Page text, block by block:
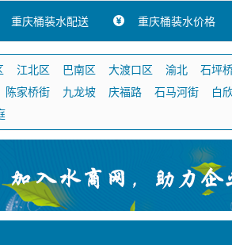
重庆桶装水配送 重庆桶装水价格
江北区 巴南区 大渡口区 渝北 石坪
陈家桥街 九龙坡 庆福路 石马河街 白